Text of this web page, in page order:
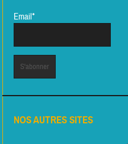
Email*
NOS AUTRES SITES